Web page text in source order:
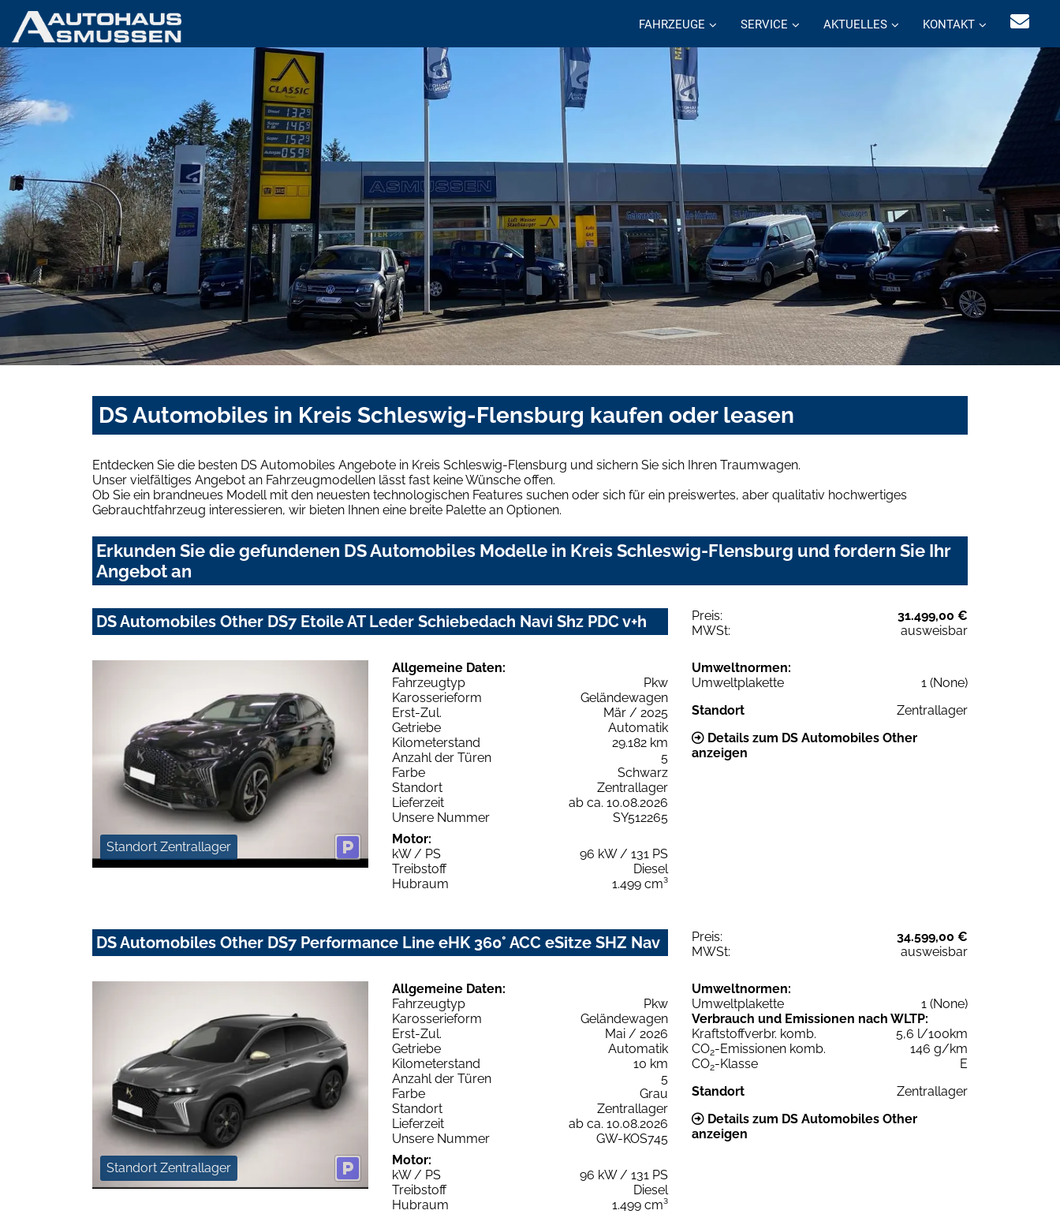
FAHRZEUGE SERVICE AKTUELLES KONTAKT
DS Automobiles in Kreis Schleswig-Flensburg kaufen oder leasen
Entdecken Sie die besten DS Automobiles Angebote in Kreis Schleswig-Flensburg und sichern Sie sich Ihren Traumwagen.
Unser vielfältiges Angebot an Fahrzeugmodellen lässt fast keine Wünsche offen.
Ob Sie ein brandneues Modell mit den neuesten technologischen Features suchen oder sich für ein preiswertes, aber qualitativ hochwertiges
Gebrauchtfahrzeug interessieren, wir bieten Ihnen eine breite Palette an Optionen.
Erkunden Sie die gefundenen DS Automobiles Modelle in Kreis Schleswig-Flensburg und fordern Sie Ihr
Angebot an
DS Automobiles Other DS7 Etoile AT Leder Schiebedach Navi Shz PDC v+h Preis:
31.499,00 €
MWSt:
ausweisbar
Standort Zentrallager
Allgemeine Daten:
Fahrzeugtyp
Pkw
Karosserieform
Geländewagen
Erst-Zul.
Mär / 2025
Getriebe
Automatik
Kilometerstand
29.182 km
Anzahl der Türen
5
Farbe
Schwarz
Standort
Zentrallager
Lieferzeit
ab ca. 10.08.2026
Unsere Nummer
SY512265
Motor:
kW / PS
96 kW / 131 PS
Treibstoff
Diesel
Hubraum
1.499 cm³
Umweltnormen:
Umweltplakette
1 (None)
Standort
Zentrallager
Details zum DS Automobiles Other
anzeigen
DS Automobiles Other DS7 Performance Line eHK 360° ACC eSitze SHZ Nav Preis:
34.599,00 €
MWSt:
ausweisbar
Standort Zentrallager
Allgemeine Daten:
Fahrzeugtyp
Pkw
Karosserieform
Geländewagen
Erst-Zul.
Mai / 2026
Getriebe
Automatik
Kilometerstand
10 km
Anzahl der Türen
5
Farbe
Grau
Standort
Zentrallager
Lieferzeit
ab ca. 10.08.2026
Unsere Nummer
GW-KOS745
Motor:
kW / PS
96 kW / 131 PS
Treibstoff
Diesel
Hubraum
1.499 cm³
Umweltnormen:
Umweltplakette
1 (None)
Verbrauch und Emissionen nach WLTP:
Kraftstoffverbr. komb.
5,6 l/100km
CO2-Emissionen komb.
146 g/km
CO2-Klasse
E
Standort
Zentrallager
Details zum DS Automobiles Other
anzeigen